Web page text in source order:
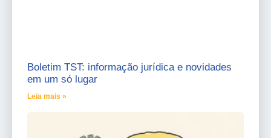
Boletim TST: informação jurídica e novidades
em um só lugar
Leia mais »